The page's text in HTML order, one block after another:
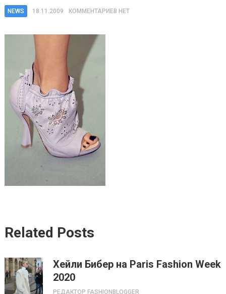
NEWS 18.11.2009 КОММЕНТАРИЕВ НЕТ
Related Posts
Хейли Бибер на Paris Fashion Week
2020
РЕДАКТОР FASHIONBLOGGER